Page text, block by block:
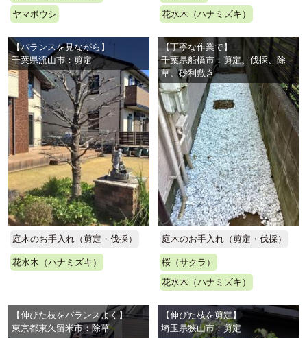
ヤマボウシ
花水木（ハナミズキ）
【バランスを見ながら】
千葉県流山市：剪定
庭木のお手入れ（剪定・伐採）
花水木（ハナミズキ）
【丁寧な作業で】
千葉県船橋市：剪定、伐採、除
草、砂利敷き
庭木のお手入れ（剪定・伐採）
桜（サクラ）
花水木（ハナミズキ）
【伸びた枝をバランスよく】
東京都東久留米市：除草
【伸びた枝を剪定】
埼玉県狭山市：剪定